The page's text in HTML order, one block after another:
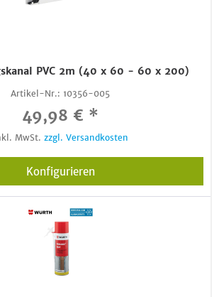
PVC 2m (40 x 60 - 60 x 200)
Artikel-Nr.: 10356-005
49,98 € *
MwSt. zzgl. Versandkosten
Konfigurieren